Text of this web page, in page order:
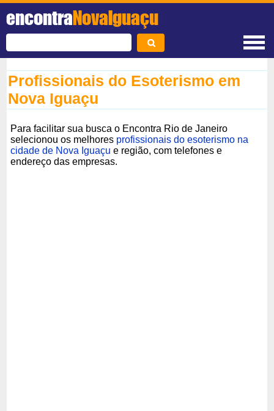
encontraNovaIguaçu
Profissionais do Esoterismo em
Nova Iguaçu
Para facilitar sua busca o Encontra Rio de Janeiro
selecionou os melhores profissionais do esoterismo na
cidade de Nova Iguaçu e região, com telefones e
endereço das empresas.